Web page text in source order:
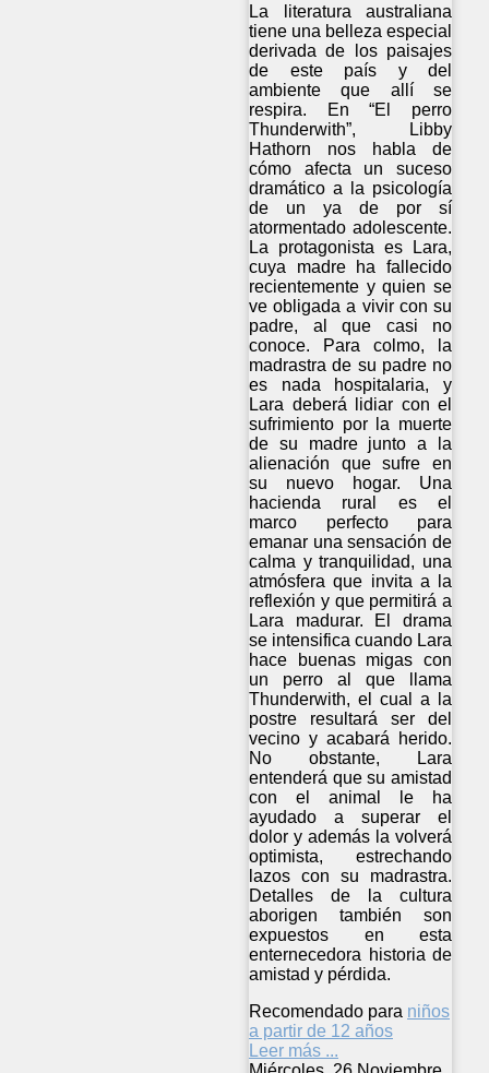
La literatura australiana
tiene una belleza especial
derivada de los paisajes
de este país y del
ambiente que allí se
respira. En “El perro
Thunderwith”, Libby
Hathorn nos habla de
cómo afecta un suceso
dramático a la psicología
de un ya de por sí
atormentado adolescente.
La protagonista es Lara,
cuya madre ha fallecido
recientemente y quien se
ve obligada a vivir con su
padre, al que casi no
conoce. Para colmo, la
madrastra de su padre no
es nada hospitalaria, y
Lara deberá lidiar con el
sufrimiento por la muerte
de su madre junto a la
alienación que sufre en
su nuevo hogar. Una
hacienda rural es el
marco perfecto para
emanar una sensación de
calma y tranquilidad, una
atmósfera que invita a la
reflexión y que permitirá a
Lara madurar. El drama
se intensifica cuando Lara
hace buenas migas con
un perro al que llama
Thunderwith, el cual a la
postre resultará ser del
vecino y acabará herido.
No obstante, Lara
entenderá que su amistad
con el animal le ha
ayudado a superar el
dolor y además la volverá
optimista, estrechando
lazos con su madrastra.
Detalles de la cultura
aborigen también son
expuestos en esta
enternecedora historia de
amistad y pérdida.
Recomendado para niños
a partir de 12 años
Leer más ...